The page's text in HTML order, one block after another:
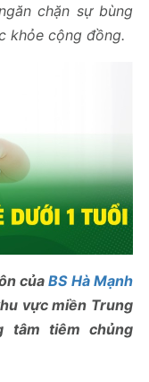
chặn sự bùng
khỏe cộng đồng.
củaBS Hà Mạnh
vực miền Trung
tâm tiêm chủng